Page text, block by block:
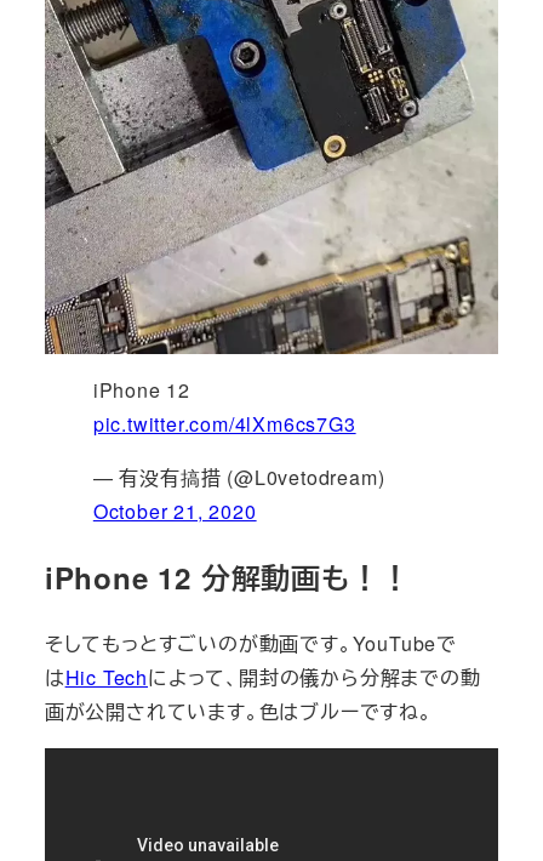
iPhone 12
pic.twitter.com/4lXm6cs7G3
— 有没有搞措 (@L0vetodream)
October 21, 2020
iPhone 12 分解動画も！！
そしてもっとすごいのが動画です。YouTubeで
はHic Techによって、開封の儀から分解までの動
画が公開されています。色はブルーですね。